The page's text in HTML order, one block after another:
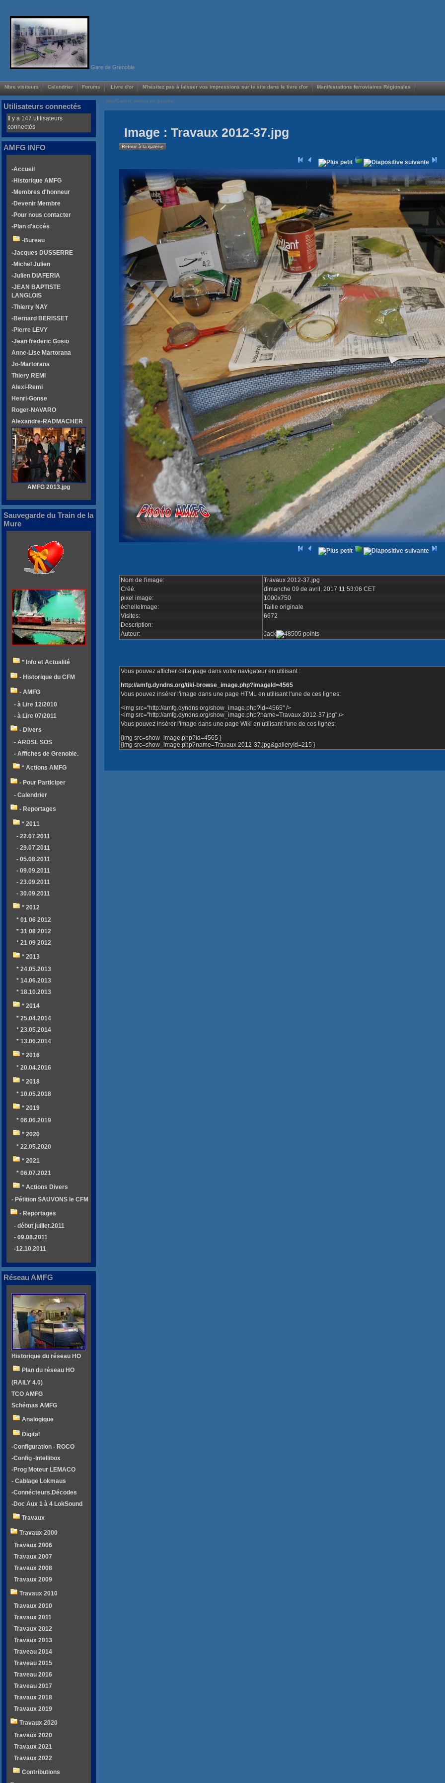
Gare de Grenoble
Nbre visiteurs Calendrier Forums Livre d'or N'hésitez pas à laisser vos impressions sur le site dans le livre d'or Manifestations ferroviaires Régionales
Voir/Cacher menus de gauche
Image : Travaux 2012-37.jpg
Retour à la galerie
Nom de l'image:
Travaux 2012-37.jpg
Créé:
dimanche 09 de avril, 2017 11:53:06 CET
pixel image:
1000x750
échelleImage:
Taille originale
Visites:
6672
Description:
Auteur:
Jack
Vous pouvez afficher cette page dans votre navigateur en utilisant :
http://amfg.dyndns.org/tiki-browse_image.php?imageId=4565
Vous pouvez insérer l'image dans une page HTML en utilisant l'une de ces lignes:
<img src="http://amfg.dyndns.org/show_image.php?id=4565" />
<img src="http://amfg.dyndns.org/show_image.php?name=Travaux 2012-37.jpg" />
Vous pouvez insérer l'image dans une page Wiki en utilisant l'une de ces lignes:
{img src=show_image.php?id=4565 }
{img src=show_image.php?name=Travaux 2012-37.jpg&galleryId=215 }
Utilisateurs connectés
Il y a 147 utilisateurs
connectés
AMFG INFO
-Accueil
-Historique AMFG
-Membres d'honneur
-Devenir Membre
-Pour nous contacter
-Plan d'accés
-Bureau
-Jacques DUSSERRE
-Michel Julien
-Julien DIAFERIA
-JEAN BAPTISTE
LANGLOIS
-Thierry NAY
-Bernard BERISSET
-Pierre LEVY
-Jean frederic Gosio
Anne-Lise Martorana
Jo-Martorana
Thiery REMI
Alexi-Remi
Henri-Gonse
Roger-NAVARO
Alexandre-RADMACHER
AMFG 2013.jpg
Sauvegarde du Train de la
Mure
* Info et Actualité
- Historique du CFM
- AMFG
- à Lire 12/2010
- à Lire 07/2011
- Divers
- ARDSL SOS
- Affiches de Grenoble.
* Actions AMFG
- Pour Participer
- Calendrier
- Reportages
* 2011
- 22.07.2011
- 29.07.2011
- 05.08.2011
- 09.09.2011
- 23.09.2011
- 30.09.2011
* 2012
* 01 06 2012
* 31 08 2012
* 21 09 2012
* 2013
* 24.05.2013
* 14.06.2013
* 18.10.2013
* 2014
* 25.04.2014
* 23.05.2014
* 13.06.2014
* 2016
* 20.04.2016
* 2018
* 10.05.2018
* 2019
* 06.06.2019
* 2020
* 22.05.2020
* 2021
* 06.07.2021
* Actions Divers
- Pétition SAUVONS le CFM
- Reportages
- début juillet.2011
- 09.08.2011
-12.10.2011
Réseau AMFG
Historique du réseau HO
Plan du réseau HO
(RAILY 4.0)
TCO AMFG
Schémas AMFG
Analogique
Digital
-Configuration - ROCO
-Config -Intellibox
-Prog Moteur LEMACO
- Cablage Lokmaus
-Connécteurs.Décodes
-Doc Aux 1 à 4 LokSound
Travaux
Travaux 2000
Travaux 2006
Travaux 2007
Travaux 2008
Travaux 2009
Travaux 2010
Travaux 2010
Travaux 2011
Travaux 2012
Travaux 2013
Traveau 2014
Traveau 2015
Traveau 2016
Traveau 2017
Travaux 2018
Travaux 2019
Travaux 2020
Travaux 2020
Travaux 2021
Travaux 2022
Contributions